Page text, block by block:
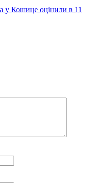
у Кошице оцінили в 11